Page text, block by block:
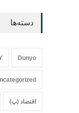
دسته‌ها
Dunyo
اقتصاد (پ)